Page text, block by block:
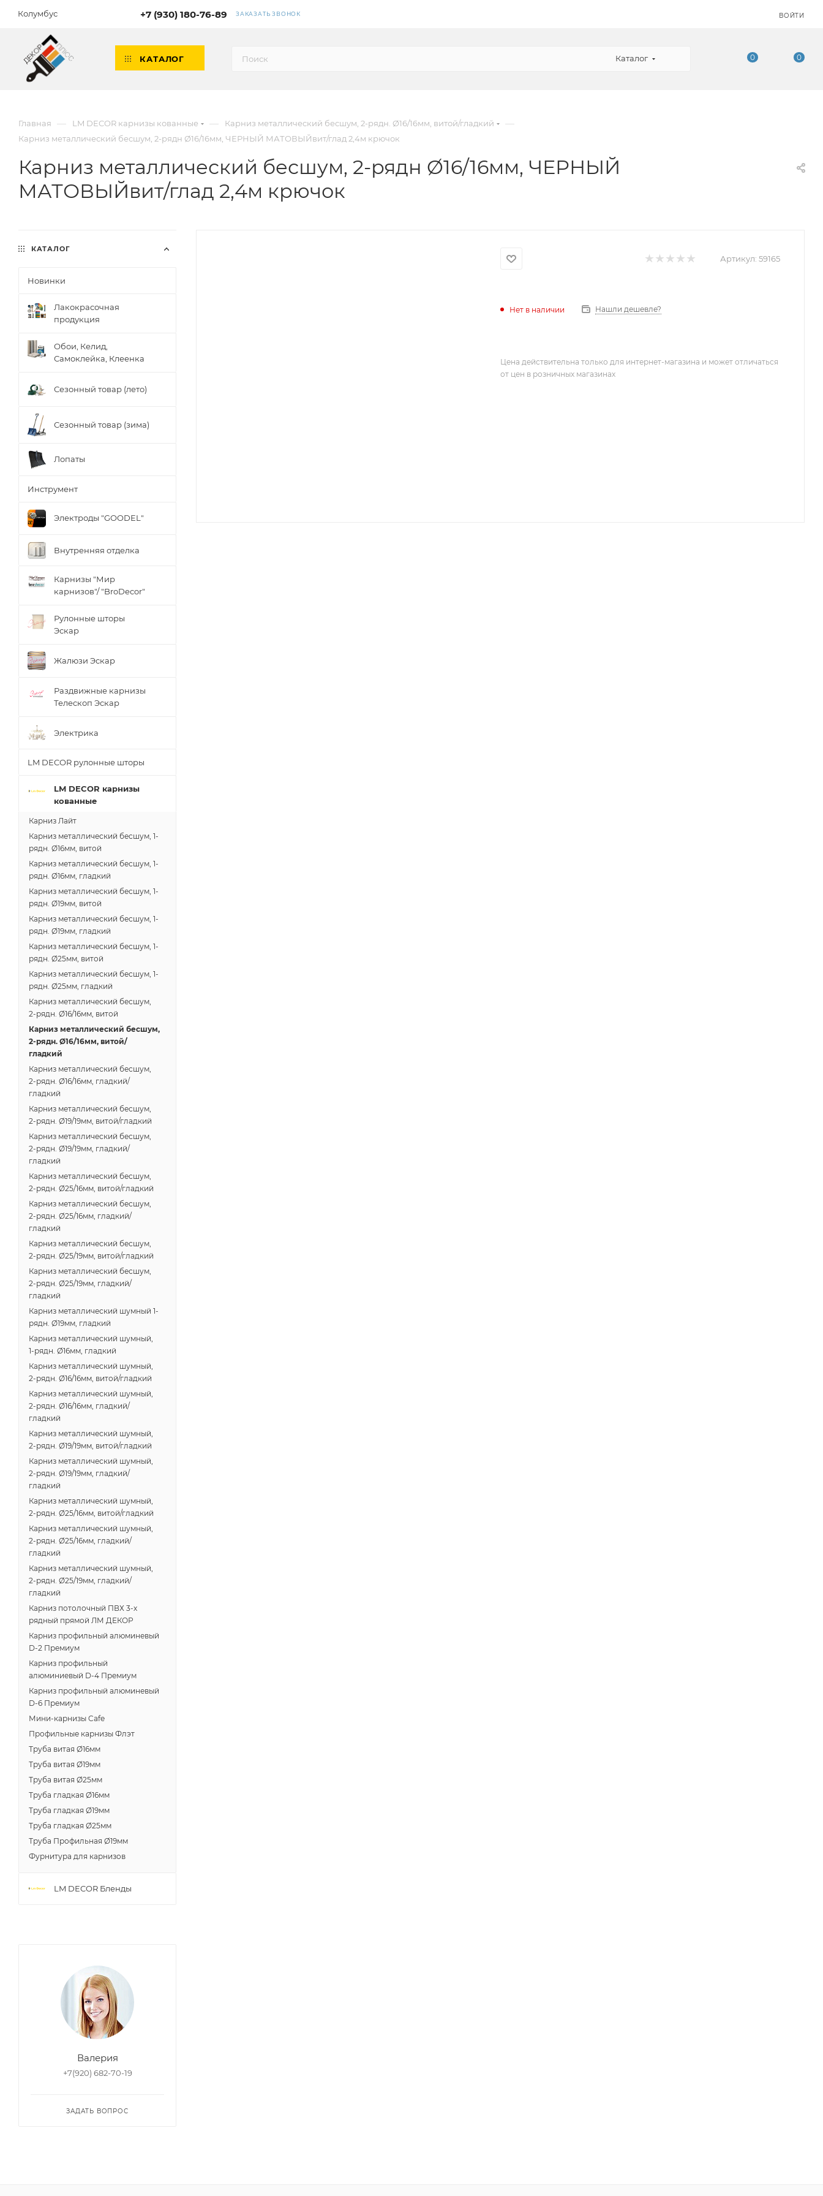
Колумбус +7 (930) 180-76-89 ЗАКАЗАТЬ ЗВОНОК ВОЙТИ
КАТАЛОГ Каталог 0 0
Главная — LM DECOR карнизы кованные — Карниз металлический бесшум, 2-рядн. Ø16/16мм, витой/гладкий —
Карниз металлический бесшум, 2-рядн Ø16/16мм, ЧЕРНЫЙ МАТОВЫЙвит/глад 2,4м крючок
Карниз металлический бесшум, 2-рядн Ø16/16мм, ЧЕРНЫЙ
МАТОВЫЙвит/глад 2,4м крючок
Артикул: 59165
Нет в наличии Нашли дешевле?
Цена действительна только для интернет-магазина и может отличаться
от цен в розничных магазинах
КАТАЛОГ
Новинки
Лакокрасочная
продукция
Обои, Келид,
Самоклейка, Клеенка
Сезонный товар (лето)
Сезонный товар (зима)
Лопаты
Инструмент
Электроды "GOODEL"
Внутренняя отделка
Карнизы "Мир
карнизов"/ "BroDecor"
Рулонные шторы
Эскар
Жалюзи Эскар
Раздвижные карнизы
Телескоп Эскар
Электрика
LM DECOR рулонные шторы
LM DECOR карнизы
кованные
Карниз Лайт
Карниз металлический бесшум, 1-
рядн. Ø16мм, витой
Карниз металлический бесшум, 1-
рядн. Ø16мм, гладкий
Карниз металлический бесшум, 1-
рядн. Ø19мм, витой
Карниз металлический бесшум, 1-
рядн. Ø19мм, гладкий
Карниз металлический бесшум, 1-
рядн. Ø25мм, витой
Карниз металлический бесшум, 1-
рядн. Ø25мм, гладкий
Карниз металлический бесшум,
2-рядн. Ø16/16мм, витой
Карниз металлический бесшум,
2-рядн. Ø16/16мм, витой/
гладкий
Карниз металлический бесшум,
2-рядн. Ø16/16мм, гладкий/
гладкий
Карниз металлический бесшум,
2-рядн. Ø19/19мм, витой/гладкий
Карниз металлический бесшум,
2-рядн. Ø19/19мм, гладкий/
гладкий
Карниз металлический бесшум,
2-рядн. Ø25/16мм, витой/гладкий
Карниз металлический бесшум,
2-рядн. Ø25/16мм, гладкий/
гладкий
Карниз металлический бесшум,
2-рядн. Ø25/19мм, витой/гладкий
Карниз металлический бесшум,
2-рядн. Ø25/19мм, гладкий/
гладкий
Карниз металлический шумный 1-
рядн. Ø19мм, гладкий
Карниз металлический шумный,
1-рядн. Ø16мм, гладкий
Карниз металлический шумный,
2-рядн. Ø16/16мм, витой/гладкий
Карниз металлический шумный,
2-рядн. Ø16/16мм, гладкий/
гладкий
Карниз металлический шумный,
2-рядн. Ø19/19мм, витой/гладкий
Карниз металлический шумный,
2-рядн. Ø19/19мм, гладкий/
гладкий
Карниз металлический шумный,
2-рядн. Ø25/16мм, витой/гладкий
Карниз металлический шумный,
2-рядн. Ø25/16мм, гладкий/
гладкий
Карниз металлический шумный,
2-рядн. Ø25/19мм, гладкий/
гладкий
Карниз потолочный ПВХ 3-х
рядный прямой ЛМ ДЕКОР
Карниз профильный алюминевый
D-2 Премиум
Карниз профильный
алюминиевый D-4 Премиум
Карниз профильный алюминевый
D-6 Премиум
Мини-карнизы Cafe
Профильные карнизы Флэт
Труба витая Ø16мм
Труба витая Ø19мм
Труба витая Ø25мм
Труба гладкая Ø16мм
Труба гладкая Ø19мм
Труба гладкая Ø25мм
Труба Профильная Ø19мм
Фурнитура для карнизов
LM DECOR Бленды
Валерия
+7(920) 682-70-19
ЗАДАТЬ ВОПРОС